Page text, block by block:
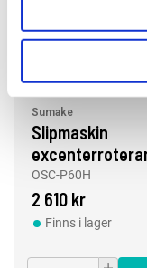
Sumake
Slipmaskin
DF 150mm
OSC-P60H
2 610 kr
Finns i lager